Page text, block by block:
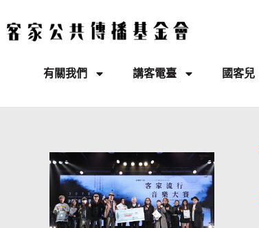
有關我們 講客電臺 國客兒